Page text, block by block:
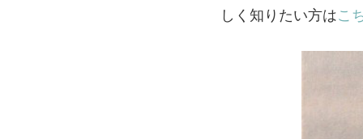
しく知りたい方はこ